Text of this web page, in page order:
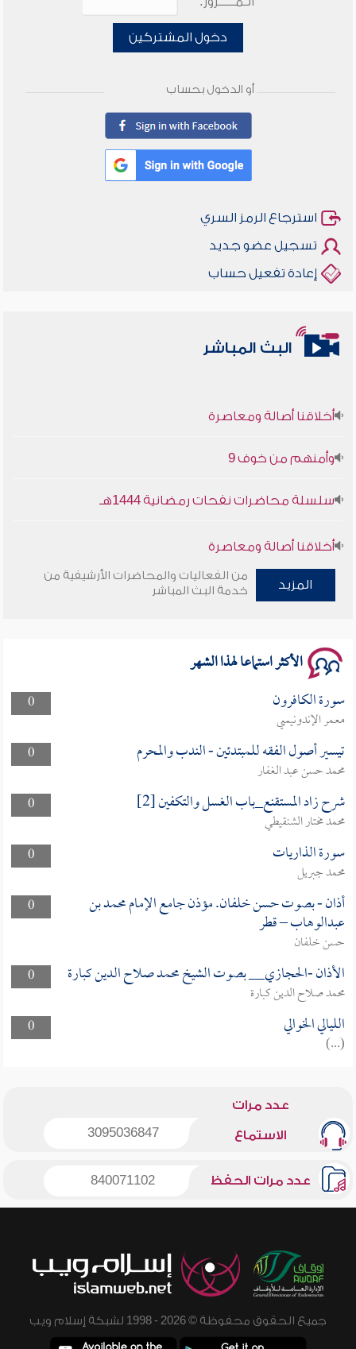
دخول المشتركين
أو الدخول بحساب
استرجاع الرمز السري
تسجيل عضو جديد
إعادة تفعيل حساب
البث المباشر
أخلاقنا أصالة ومعاصرة
وأمنهم من خوف 9
سلسلة محاضرات نفحات رمضانية 1444هـ
أخلاقنا أصالة ومعاصرة
وأمنهم من خوف 9
المزيد
من الفعاليات والمحاضرات الأرشيفية من
خدمة البث المباشر
الأكثر استماعا لهذا الشهر
0 سورة الكافرون
معمر الإندونيسي
0
تيسير أصول الفقه للمبتدئين - الندب والمحرم
محمد حسن عبد الغفار
0
شرح زاد المستقنع_باب الغسل والتكفين [2]
محمد مختار الشنقيطي
0
سورة الذاريات
محمد جبريل
0
أذان - بصوت حسن خلفان. مؤذن جامع الإمام محمد بن
عبدالوهاب – قطر
حسن خلفان
0
الأذان -الحجازي__ بصوت الشيخ محمد صلاح الدين كبارة
محمد صلاح الدين كبارة
0
الليالي الخوالي
(...)
عدد مرات
الاستماع 3095036847
عدد مرات الحفظ 840071102
جميع الحقوق محفوظة © 2026 - 1998 لشبكة إسلام ويب